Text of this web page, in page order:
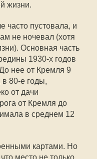
жизни.
часто пустовала, и
не ночевал (хотя
Основная часть
1930-х годов
нее от Кремля 9
80-е годы,
от дачи
от Кремля до
в среднем 12
картами. Но
место не только